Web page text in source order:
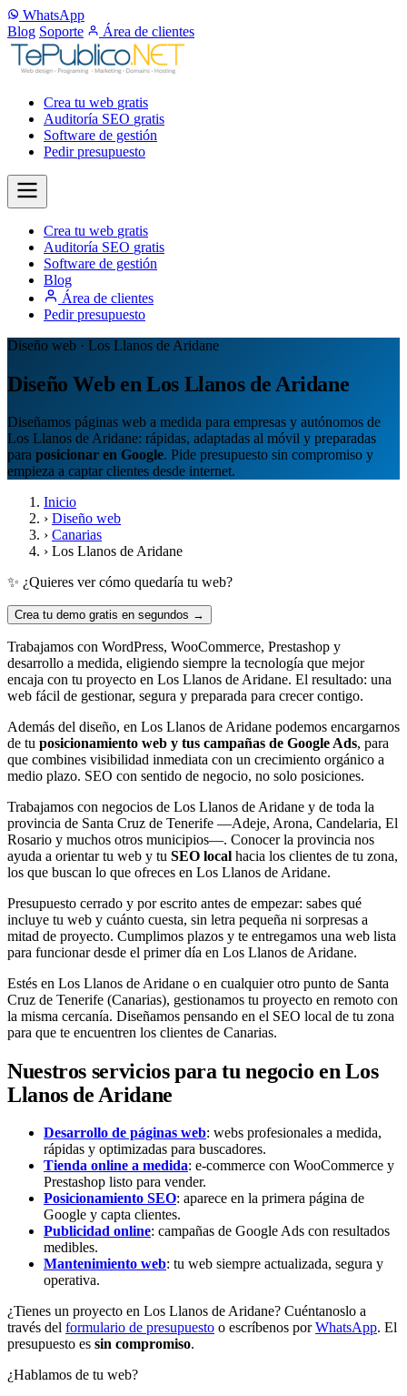
WhatsApp
Blog Soporte Área de clientes
Crea tu web gratis
Auditoría SEO gratis
Software de gestión
Pedir presupuesto
Crea tu web gratis
Auditoría SEO gratis
Software de gestión
Blog
Área de clientes
Pedir presupuesto
Diseño web · Los Llanos de Aridane
Diseño Web en Los Llanos de Aridane
Diseñamos páginas web a medida para empresas y autónomos de
Los Llanos de Aridane: rápidas, adaptadas al móvil y preparadas
para posicionar en Google. Pide presupuesto sin compromiso y
empieza a captar clientes desde internet.
Inicio
› Diseño web
› Canarias
› Los Llanos de Aridane
✨ ¿Quieres ver cómo quedaría tu web?
Crea tu demo gratis en segundos →
Trabajamos con WordPress, WooCommerce, Prestashop y
desarrollo a medida, eligiendo siempre la tecnología que mejor
encaja con tu proyecto en Los Llanos de Aridane. El resultado: una
web fácil de gestionar, segura y preparada para crecer contigo.
Además del diseño, en Los Llanos de Aridane podemos encargarnos
de tu posicionamiento web y tus campañas de Google Ads, para
que combines visibilidad inmediata con un crecimiento orgánico a
medio plazo. SEO con sentido de negocio, no solo posiciones.
Trabajamos con negocios de Los Llanos de Aridane y de toda la
provincia de Santa Cruz de Tenerife —Adeje, Arona, Candelaria, El
Rosario y muchos otros municipios—. Conocer la provincia nos
ayuda a orientar tu web y tu SEO local hacia los clientes de tu zona,
los que buscan lo que ofreces en Los Llanos de Aridane.
Presupuesto cerrado y por escrito antes de empezar: sabes qué
incluye tu web y cuánto cuesta, sin letra pequeña ni sorpresas a
mitad de proyecto. Cumplimos plazos y te entregamos una web lista
para funcionar desde el primer día en Los Llanos de Aridane.
Estés en Los Llanos de Aridane o en cualquier otro punto de Santa
Cruz de Tenerife (Canarias), gestionamos tu proyecto en remoto con
la misma cercanía. Diseñamos pensando en el SEO local de tu zona
para que te encuentren los clientes de Canarias.
Nuestros servicios para tu negocio en Los
Llanos de Aridane
Desarrollo de páginas web: webs profesionales a medida,
rápidas y optimizadas para buscadores.
Tienda online a medida: e-commerce con WooCommerce y
Prestashop listo para vender.
Posicionamiento SEO: aparece en la primera página de
Google y capta clientes.
Publicidad online: campañas de Google Ads con resultados
medibles.
Mantenimiento web: tu web siempre actualizada, segura y
operativa.
¿Tienes un proyecto en Los Llanos de Aridane? Cuéntanoslo a
través del formulario de presupuesto o escríbenos porWhatsApp. El
presupuesto es sin compromiso.
¿Hablamos de tu web?